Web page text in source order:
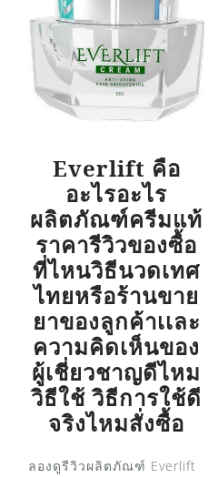
Everlift คือ
อะไรอะไร
ผลิตภัณฑ์ครีมแท้
ราคารีวิวของซื้อ
ที่ไหนวิธีนวดเทศ
ไทยหรือร้านขาย
ยาของลูกค้าเเละ
ความคิดเห็นของ
ผู้เชี่ยวชาญดีไหม
วิธีใช้ วิธีการใช้ดี
จริงไหมสั่งซื้อ
ลองดูรีวิวผลิตภัณฑ์ Everlift